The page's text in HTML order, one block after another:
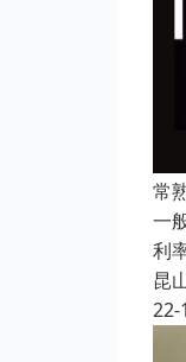
常
一
利
昆
22-